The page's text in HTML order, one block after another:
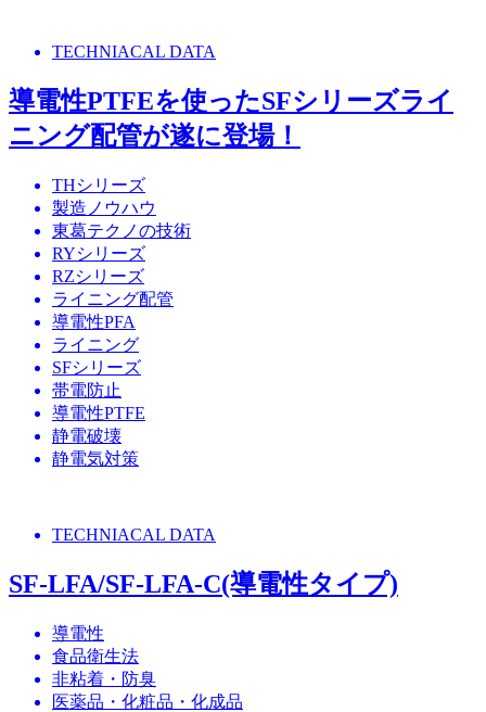
TECHNIACAL DATA
導電性PTFEを使ったSFシリーズライ
ニング配管が遂に登場！
THシリーズ
製造ノウハウ
東葛テクノの技術
RYシリーズ
RZシリーズ
ライニング配管
導電性PFA
ライニング
SFシリーズ
帯電防止
導電性PTFE
静電破壊
静電気対策
TECHNIACAL DATA
SF-LFA/SF-LFA-C(導電性タイプ)
導電性
食品衛生法
非粘着・防臭
医薬品・化粧品・化成品